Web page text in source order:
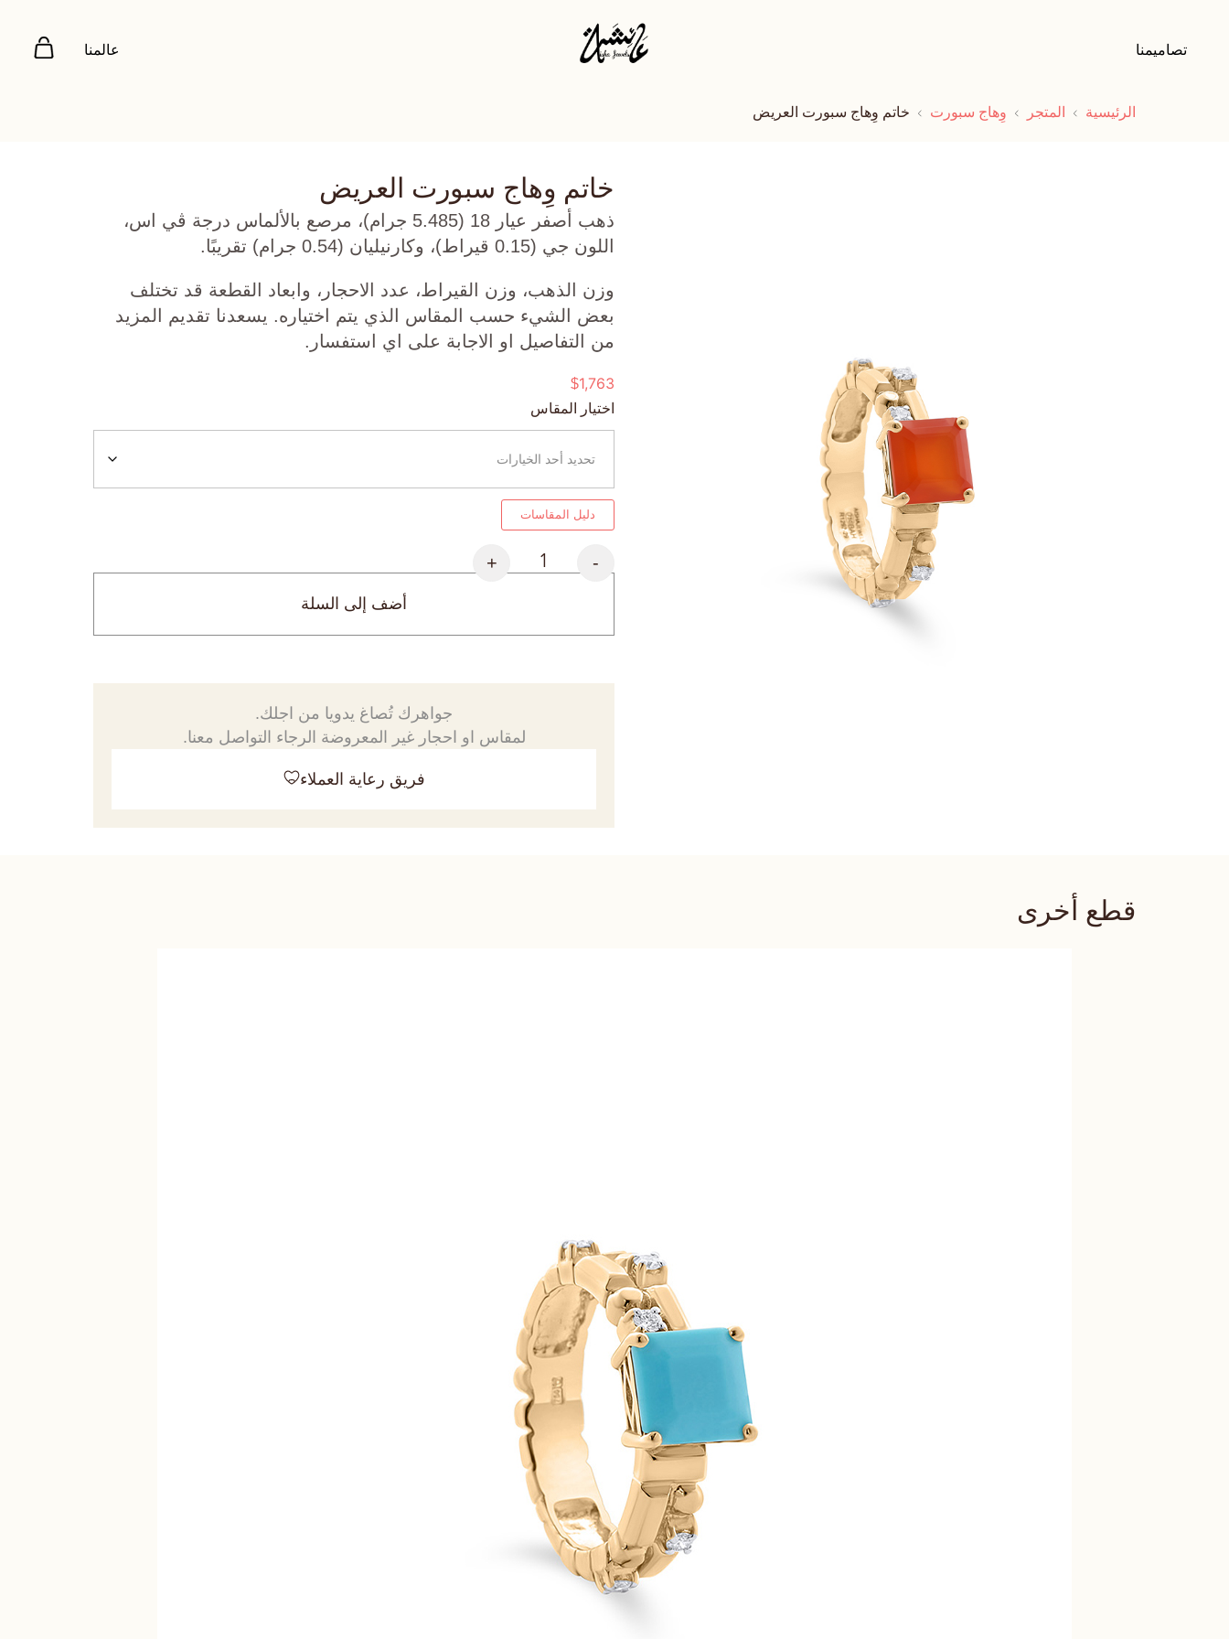
تصاميمنا عالمنا
الرئيسية المتجر وِهاج سبورت خاتم وِهاج سبورت العريض
خاتم وِهاج سبورت العريض
ذهب أصفر عيار 18 (5.485 جرام)، مرصع بالألماس درجة ڤي اس،
اللون جي (0.15 قيراط)، وكارنيليان (0.54 جرام) تقريبًا.
وزن الذهب، وزن القيراط، عدد الاحجار، وابعاد القطعة قد تختلف
بعض الشيء حسب المقاس الذي يتم اختياره. يسعدنا تقديم المزيد
من التفاصيل او الاجابة على اي استفسار.
$1,763
اختيار المقاس
دليل المقاسات
-
+
أضف إلى السلة
جواهرك تُصاغ يدويا من اجلك.
لمقاس او احجار غير المعروضة الرجاء التواصل معنا.
فريق رعاية العملاء
قطع أخرى